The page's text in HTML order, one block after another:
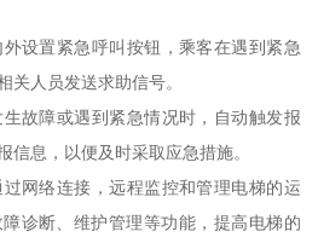
设置紧急呼叫按钮，乘客在遇到紧急
关人员发送求助信号。
故障或遇到紧急情况时，自动触发报
信息，以便及时采取应急措施。
网络连接，远程监控和管理电梯的运
诊断、维护管理等功能，提高电梯的